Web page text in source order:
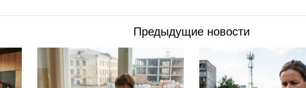
Предыдущие новости